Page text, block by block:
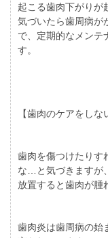
起こる歯肉下がりが
気づいたら歯周病が
で、定期的なメンテ
す。
【歯肉のケアをしな
歯肉を傷つけたりす
な…と気づきますが
放置すると歯肉が腫
歯肉炎は歯周病の始